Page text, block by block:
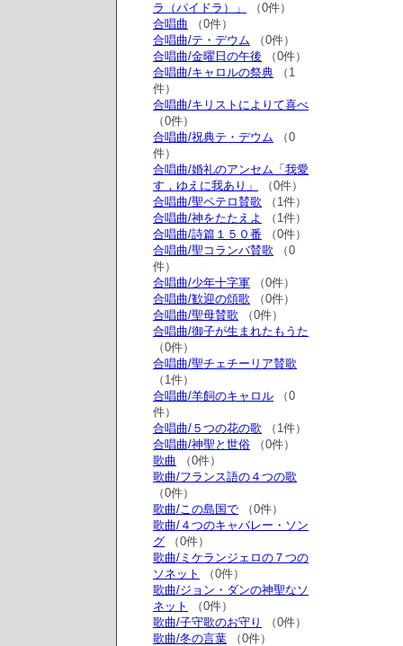
ラ（パイドラ）」
（0件）
合唱曲 （0件）
合唱曲/テ・デウム （0件）
合唱曲/金曜日の午後 （0件）
合唱曲/キャロルの祭典 （1
件）
合唱曲/キリストによりて喜べ
（0件）
合唱曲/祝典テ・デウム （0
件）
合唱曲/婚礼のアンセム「我愛
す，ゆえに我あり」
（0件）
合唱曲/聖ペテロ賛歌 （1件）
合唱曲/神をたたえよ
（1件）
合唱曲/詩篇１５０番 （0件）
合唱曲/聖コランバ賛歌 （0
件）
合唱曲/少年十字軍 （0件）
合唱曲/歓迎の頌歌 （0件）
合唱曲/聖母賛歌 （0件）
合唱曲/御子が生まれたもうた
（0件）
合唱曲/聖チェチーリア賛歌
（1件）
合唱曲/羊飼のキャロル （0
件）
合唱曲/５つの花の歌 （1件）
合唱曲/神聖と世俗 （0件）
歌曲 （0件）
歌曲/フランス語の４つの歌
（0件）
歌曲/この島国で （0件）
歌曲/４つのキャバレー・ソン
グ （0件）
歌曲/ミケランジェロの７つの
ソネット
（0件）
歌曲/ジョン・ダンの神聖なソ
ネット
（0件）
歌曲/子守歌のお守り
（0件）
歌曲/冬の言葉 （0件）